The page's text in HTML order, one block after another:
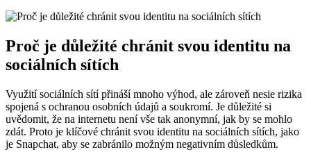
Proč je důležité chránit svou identitu na
sociálních sítích
Využití sociálních sítí přináší mnoho výhod, ale zároveň nesie rizika
spojená s ochranou osobních údajů a soukromí. Je důležité si
uvědomit, že na internetu není vše tak anonymní, jak by se mohlo
zdát. Proto je klíčové chránit svou identitu na sociálních sítích, jako
je Snapchat, aby se zabránilo možným negativním důsledkům.